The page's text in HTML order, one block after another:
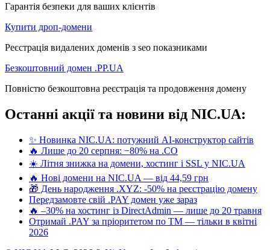
Гарантія безпеки для ваших клієнтів
Купити дроп-домени
Реєстрація видалених доменів з seo показниками
Безкоштовний домен .PP.UA
Повністю безкоштовна реєстрація та продовження домену
Останні акції та новини від NIC.UA:
✨ Новинка NIC.UA: потужний AI-конструктор сайтів
🔥 Лише до 20 серпня: −80% на .CO
☀️ Літня знижка на домени, хостинг і SSL у NIC.UA
🔥 Нові домени на NIC.UA — від 44,59 грн
🎁 День народження .XYZ: -50% на реєстрацію домену
Передзамовте свій .PAY домен уже зараз
🔥 –30% на хостинг із DirectAdmin — лише до 20 травня
Отримай .PAY за пріоритетом по ТМ — тільки в квітні
2026